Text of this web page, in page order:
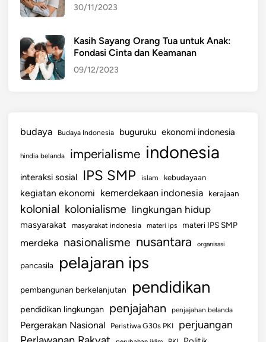
30/11/2023
Kasih Sayang Orang Tua untuk Anak:
Fondasi Cinta dan Keamanan
09/12/2023
budaya Budaya Indonesia buguruku ekonomi indonesia
hindia belanda imperialisme indonesia
interaksi sosial IPS SMP islam kebudayaan
kegiatan ekonomi kemerdekaan indonesia kerajaan
kolonial kolonialisme lingkungan hidup
masyarakat masyarakat indonesia materi ips materi IPS SMP
merdeka nasionalisme nusantara organisasi
pancasila pelajaran ips
pembangunan berkelanjutan pendidikan
pendidikan lingkungan penjajahan penjajahan belanda
Pergerakan Nasional Peristiwa G30s PKI perjuangan